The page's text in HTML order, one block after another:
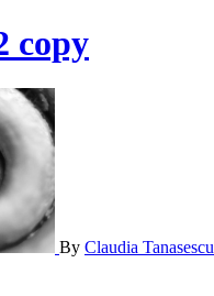
copy
By Claudia Tanasescu